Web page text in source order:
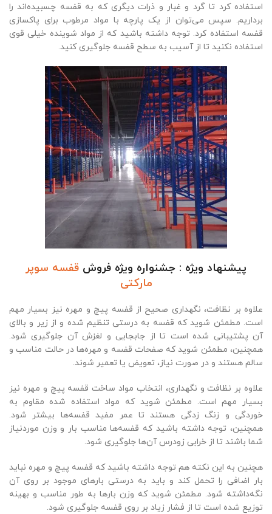
استفاده کرد تا گرد و غبار و ذرات دیگری که به قفسه چسبیده‌اند را
برداریم. سپس می‌توان از یک پارچه با مواد مرطوب برای پاکسازی
قفسه استفاده کرد. توجه داشته باشید که از مواد شوینده خیلی قوی
استفاده نکنید تا از آسیب به سطح قفسه جلوگیری کنید.
پیشنهاد ویژه : جشنواره ویژه فروش قفسه سوپر
مارکتی
علاوه بر نظافت، نگهداری صحیح از قفسه پیچ و مهره نیز بسیار مهم
است. مطمئن شوید که قفسه به درستی تنظیم شده و از زیر و بالای
آن پشتیبانی شده است تا از جابجایی و لغزش آن جلوگیری شود.
همچنین، مطمئن شوید که صفحات قفسه و مهره‌ها در حالت مناسب و
سالم هستند و در صورت نیاز، تعویض یا تعمیر شوند.
علاوه بر نظافت و نگهداری، انتخاب مواد ساخت قفسه پیچ و مهره نیز
بسیار مهم است. مطمئن شوید که مواد استفاده شده مقاوم به
خوردگی و زنگ زدگی هستند تا عمر مفید قفسه‌ها بیشتر شود.
همچنین، توجه داشته باشید که قفسه‌ها مناسب بار و وزن موردنیاز
شما باشند تا از خرابی زودرس آن‌ها جلوگیری شود.
هچنین به این نکته هم توجه داشته باشید که قفسه پیچ و مهره نباید
بار اضافی را تحمل کند و باید به درستی بارهای موجود بر روی آن
نگه‌داشته شود. مطمئن شوید که وزن بارها به طور مناسب و بهینه
توزیع شده است تا از فشار زیاد بر روی قفسه جلوگیری شود.